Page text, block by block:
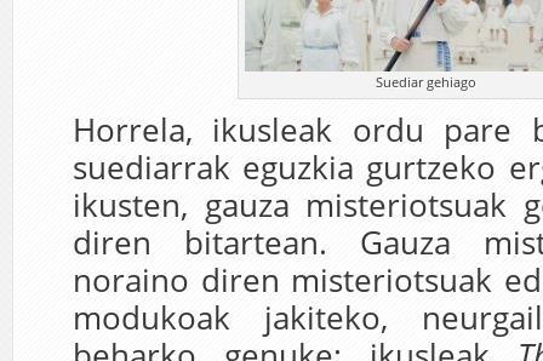
Suediar gehiago
Horrela, ikusleak ordu pare
suediarrak eguzkia gurtzeko
ikusten, gauza misteriotsuak
diren bitartean. Gauza
noraino diren misteriotsuak
modukoak jakiteko,